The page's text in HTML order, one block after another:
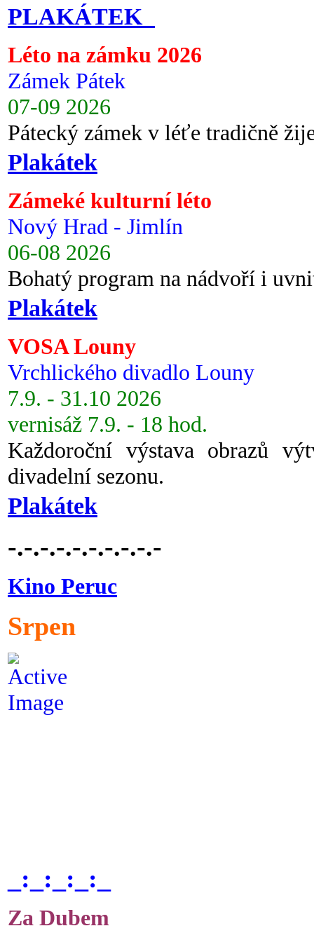
PLAKÁTEK
Léto na zámku 2026
Zámek Pátek
07-09 2026
Pátecký zámek v léťe tradičně
Plakátek
Zámeké kulturní léto
Nový Hrad - Jimlín
06-08 2026
Bohatý program na nádvoří i
Plakátek
VOSA Louny
Vrchlického divadlo Louny
7.9. - 31.10 2026
vernisáž 7.9. - 18 hod.
Každoroční výstava obrazů
divadelní sezonu.
Plakátek
-.-.-.-.-.-.-.-.-.-
Kino Peruc
Srpen
_:_:_:_:_
Za Dubem